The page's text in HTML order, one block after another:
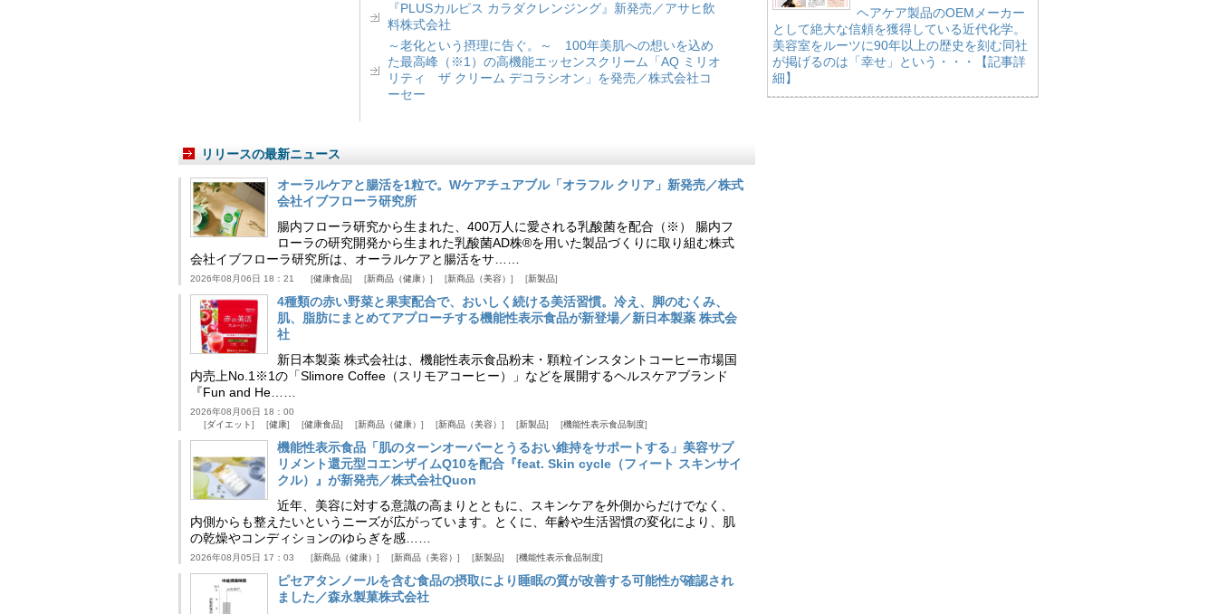
『PLUSカルピス カラダクレンジング』新発売／アサヒ飲
料株式会社
～老化という摂理に告ぐ。～ 100年美肌への想いを込め
た最高峰（※1）の高機能エッセンスクリーム「AQ ミリオ
リティ ザ クリーム デコラシオン」を発売／株式会社コ
ーセー
リリースの最新ニュース
オーラルケアと腸活を1粒で。Wケアチュアブル「オラフル クリア」新発売／株式
会社イブフローラ研究所
腸内フローラ研究から生まれた、400万人に愛される乳酸菌を配合（※） 腸内フ
ローラの研究開発から生まれた乳酸菌AD株®を用いた製品づくりに取り組む株式
会社イブフローラ研究所は、オーラルケアと腸活をサ……
2026年08月06日 18：21 健康食品 新商品（健康） 新商品（美容） 新製品
4種類の赤い野菜と果実配合で、おいしく続ける美活習慣。冷え、脚のむくみ、
肌、脂肪にまとめてアプローチする機能性表示食品が新登場／新日本製薬 株式会
社
新日本製薬 株式会社は、機能性表示食品粉末・顆粒インスタントコーヒー市場国
内売上No.1※1の「Slimore Coffee（スリモアコーヒー）」などを展開するヘルスケアブランド
『Fun and He……
2026年08月06日 18：00
ダイエット
健康 健康食品 新商品（健康） 新商品（美容） 新製品 機能性表示食品制度
機能性表示食品「肌のターンオーバーとうるおい維持をサポートする」美容サプ
リメント還元型コエンザイムQ10を配合『feat. Skin cycle（フィート スキンサイ
クル）』が新発売／株式会社Quon
近年、美容に対する意識の高まりとともに、スキンケアを外側からだけでなく、
内側からも整えたいというニーズが広がっています。とくに、年齢や生活習慣の変化により、肌
の乾燥やコンディションのゆらぎを感……
2026年08月05日 17：03 新商品（健康） 新商品（美容） 新製品 機能性表示食品制度
ピセアタンノールを含む食品の摂取により睡眠の質が改善する可能性が確認され
ました／森永製菓株式会社
ヘアケア製品のOEMメーカー
として絶大な信頼を獲得している近代化学。
美容室をルーツに90年以上の歴史を刻む同社
が掲げるのは「幸せ」という・・・【記事詳
細】